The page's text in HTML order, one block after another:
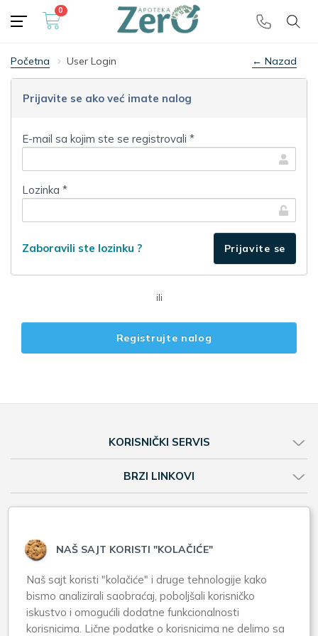
Besplatna dostava🎁 preko 5000 dinara
0
Početna User Login ← Nazad
Prijavite se ako već imate nalog
E-mail sa kojim ste se registrovali *
Lozinka *
Zaboravili ste lozinku ?
ili
Registrujte nalog
KORISNIČKI SERVIS
BRZI LINKOVI
Online prodavnica
Apotekarska ustanova Zero Pharm
Karađorđev trg 18, Zemun
NAŠ SAJT KORISTI "KOLAČIĆE"
Naš sajt koristi "kolačiće" i druge tehnologije kako
bismo analizirali saobraćaj, poboljšali korisničko
iskustvo i omogućili dodatne funkcionalnosti
korisnicima. Lične podatke o korisnicima ne delimo sa